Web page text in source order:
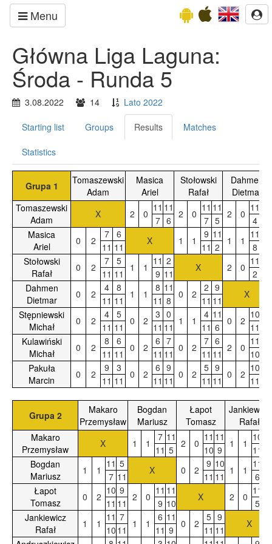
Menu
Główna Liga Laguna:
Środa - Runda 5
3.08.2022 14 Lato 2022
Starting list Groups Results Matches
Statistics
Grupa 1
Tomaszewski
Adam
Masica
Ariel
Stołowski
Rafał
Dahmen
Dietmar
Tomaszewski
Adam
X 2 0
11 11
7 6
2 0
11 11
7 5
2 0
11
4
Masica
Ariel
0 2
7
6
11 11
X 1 1
9 11
11 2
1 1
11
8
Stołowski
Rafał
0 2
7
5
11 11
1 1
11 2
9 11
X 2 0
11
2
Dahmen
Dietmar
0 2
4
8
11 11
1 1
8 11
11 8
0 2
2 9
11 11
X
Stępniewski
Michał
0 2
4
5
11 11
0 2
3 0
11 11
1 1
4 11
11 6
0 2
10
11
Kulawiński
Michał
0 2
8
6
11 11
0 2
6 7
11 11
0 2
7 6
11 11
2 0
11
10
Pakuła
Marcin
0 2
9
3
11 11
0 2
6 9
11 11
0 2
5 9
11 11
0 2
10
11
Grupa 2
Makaro
Przemysław
Bogdan
Mariusz
Łapot
Tomasz
Jankiewicz
Rafał
Makaro
Przemysław
X 1 1
7 11
11 5
2 0
11 11
10 9
1 1
10
11
Bogdan
Mariusz
1 1
11 5
7 11
X 0 2
9 10
11 11
1 1
11
6
Łapot
Tomasz
0 2
10 9
11 11
2 0
11 11
9 10
X 2 0
11
5
Jankiewicz
Rafał
1 1
11 7
10 11
1 1
6 11
11 9
0 2
5 9
11 11
X